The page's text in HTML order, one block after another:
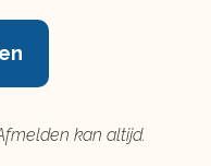
kan altijd.